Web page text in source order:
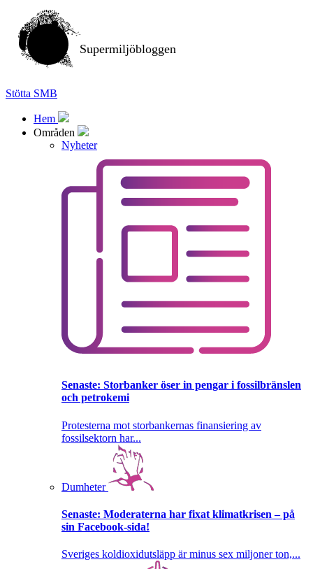
Supermiljöbloggen
Stötta SMB
Hem
Områden
Nyheter
Senaste: Storbanker öser in pengar i fossilbränslen
och petrokemi
Protesterna mot storbankernas finansiering av
fossilsektorn har...
Dumheter
Senaste: Moderaterna har fixat klimatkrisen – på
sin Facebook-sida!
Sveriges koldioxidutsläpp är minus sex miljoner ton,...